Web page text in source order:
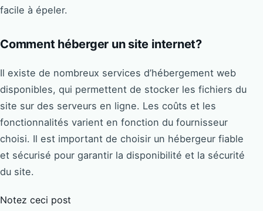
facile à épeler.
Comment héberger un site internet?
Il existe de nombreux services d’hébergement web
disponibles, qui permettent de stocker les fichiers du
site sur des serveurs en ligne. Les coûts et les
fonctionnalités varient en fonction du fournisseur
choisi. Il est important de choisir un hébergeur fiable
et sécurisé pour garantir la disponibilité et la sécurité
du site.
Notez ceci post